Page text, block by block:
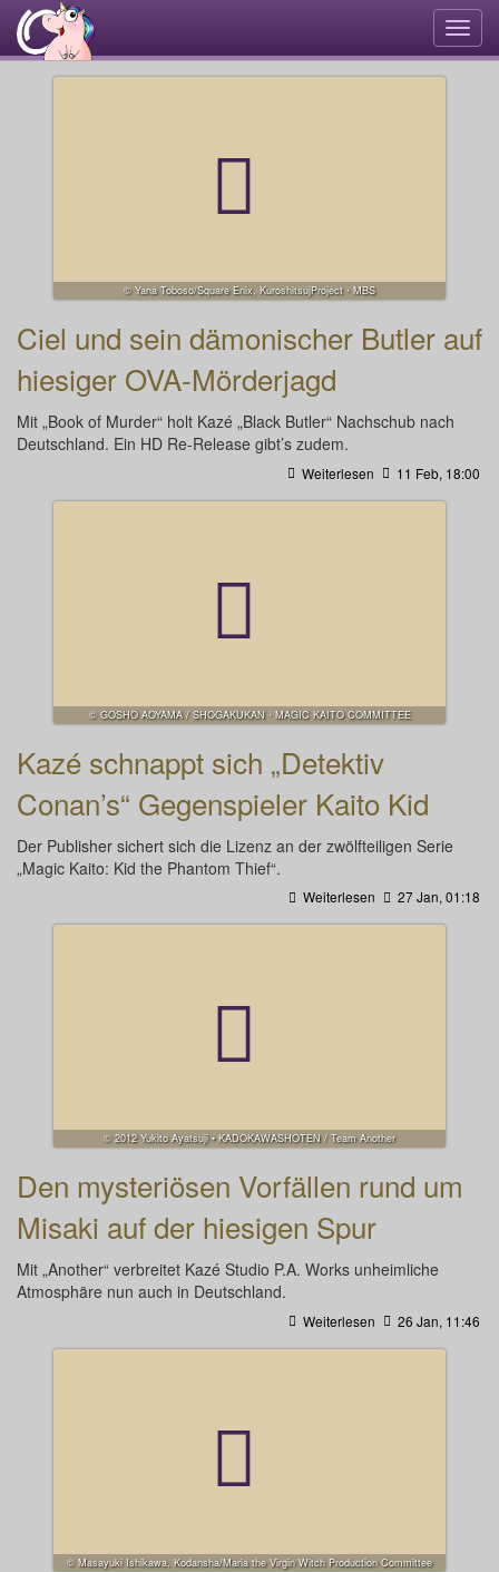
© Yana Toboso/Square Enix, KuroshitsujProject・MBS
Ciel und sein dämonischer Butler auf
hiesiger OVA-Mörderjagd
Mit „Book of Murder“ holt Kazé „Black Butler“ Nachschub nach
Deutschland. Ein HD Re-Release gibt’s zudem.
Weiterlesen 11 Feb, 18:00
© GOSHO AOYAMA / SHOGAKUKAN・MAGIC KAITO COMMITTEE
Kazé schnappt sich „Detektiv
Conan’s“ Gegenspieler Kaito Kid
Der Publisher sichert sich die Lizenz an der zwölfteiligen Serie
„Magic Kaito: Kid the Phantom Thief“.
Weiterlesen 27 Jan, 01:18
© 2012 Yukito Ayatsuji • KADOKAWASHOTEN / Team Another
Den mysteriösen Vorfällen rund um
Misaki auf der hiesigen Spur
Mit „Another“ verbreitet Kazé Studio P.A. Works unheimliche
Atmosphäre nun auch in Deutschland.
Weiterlesen 26 Jan, 11:46
© Masayuki Ishikawa, Kodansha/Maria the Virgin Witch Production Committee